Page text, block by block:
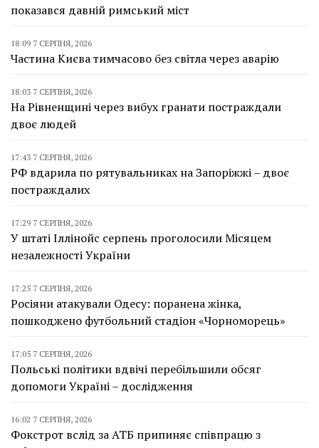
показався давній римський міст
18:09 7 СЕРПНЯ, 2026
Частина Києва тимчасово без світла через аварію
18:03 7 СЕРПНЯ, 2026
На Рівненщині через вибух гранати постраждали
двоє людей
17:43 7 СЕРПНЯ, 2026
РФ вдарила по рятувальниках на Запоріжжі – двоє
постраждалих
17:29 7 СЕРПНЯ, 2026
У штаті Іллінойс серпень проголосили Місяцем
незалежності України
17:25 7 СЕРПНЯ, 2026
Росіяни атакували Одесу: поранена жінка,
пошкоджено футбольний стадіон «Чорноморець»
17:05 7 СЕРПНЯ, 2026
Польські політики вдвічі перебільшили обсяг
допомоги Україні – дослідження
16:02 7 СЕРПНЯ, 2026
Фокстрот вслід за АТБ припиняє співпрацю з